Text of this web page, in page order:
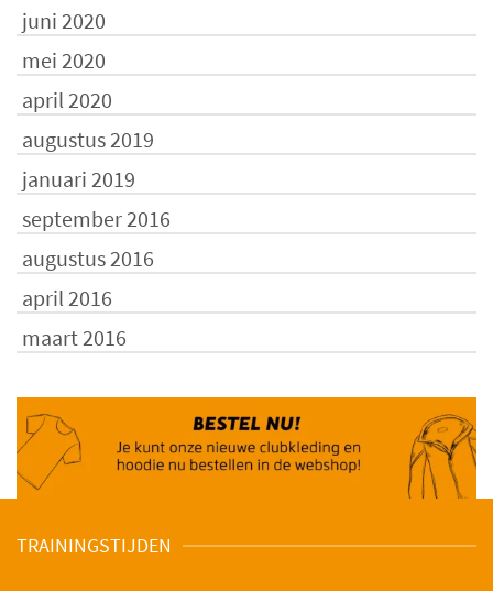
juni 2020
mei 2020
april 2020
augustus 2019
januari 2019
september 2016
augustus 2016
april 2016
maart 2016
TRAININGSTIJDEN